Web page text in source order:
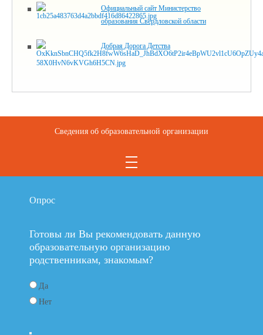
Официальный сайт Министерство
образования Свердловской области
Добрая Дорога Детства
Сведения об образовательной организации
Опрос
Готовы ли Вы рекомендовать данную
образовательную организацию
родственникам, знакомым?
Да
Нет